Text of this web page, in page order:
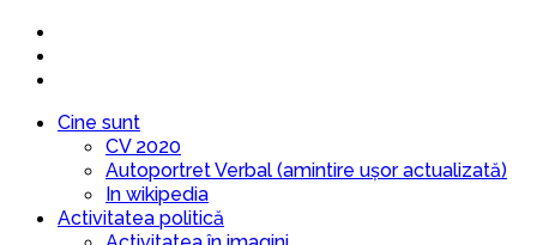
Cine sunt
CV 2020
Autoportret Verbal (amintire ușor actualizată)
In wikipedia
Activitatea politică